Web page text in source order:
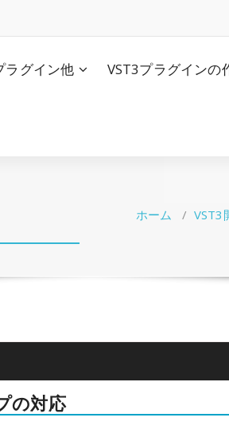
ラグイン他 VST3プラグインの
ホーム / VST3
の対応